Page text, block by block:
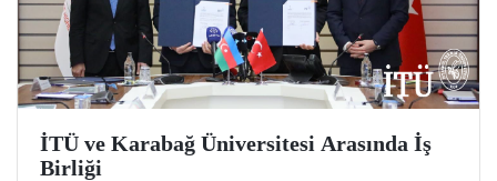
İTÜ ve Karabağ Üniversitesi Arasında İş
Birliği